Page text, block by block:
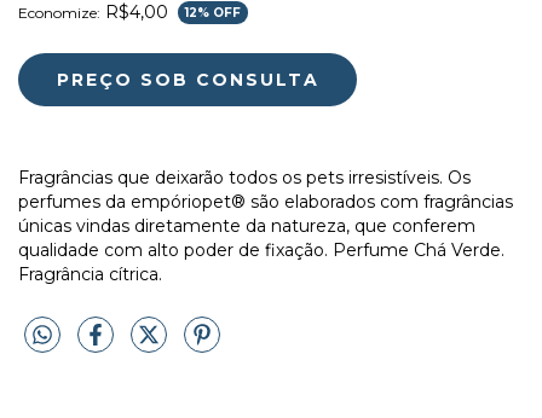
Economize: R$4,00 12% OFF
Fragrâncias que deixarão todos os pets irresistíveis. Os
perfumes da empóriopet® são elaborados com fragrâncias
únicas vindas diretamente da natureza, que conferem
qualidade com alto poder de fixação. Perfume Chá Verde.
Fragrância cítrica.